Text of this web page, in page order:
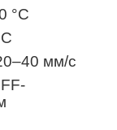
°C
мм/с